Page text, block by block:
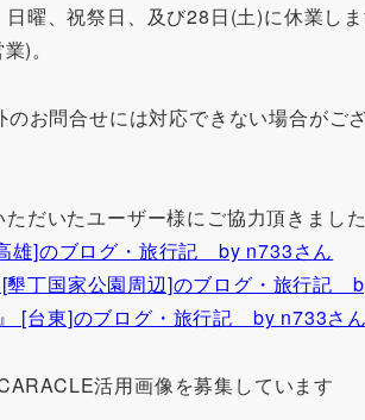
曜、祝祭日、及び28日(土)に休業し
)。
お問合せには対応できない場合がご
だいたユーザー様にご協力頂きました
雄]のブログ・旅行記 by n733さん
丁国家公園周辺]のブログ・旅行記
[台東]のブログ・旅行記 by n733さん
活用画像を募集しています